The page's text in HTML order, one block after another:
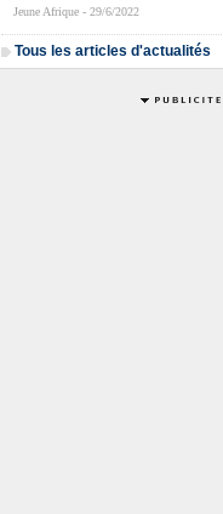
Jeune Afrique - 29/6/2022
Tous les articles d'actualités